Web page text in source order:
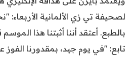
لصحيفة تي زي الألمانية
بالطبع. أعتقد أننا أثبتنا هذا
تابع: "في يوم جيد، بمقدورنا الفوز